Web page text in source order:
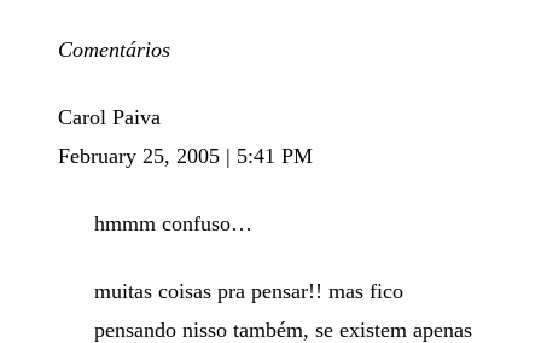
Comentários
Carol Paiva
February 25, 2005 | 5:41 PM
hmmm confuso…
muitas coisas pra pensar!! mas fico
pensando nisso também, se existem apenas